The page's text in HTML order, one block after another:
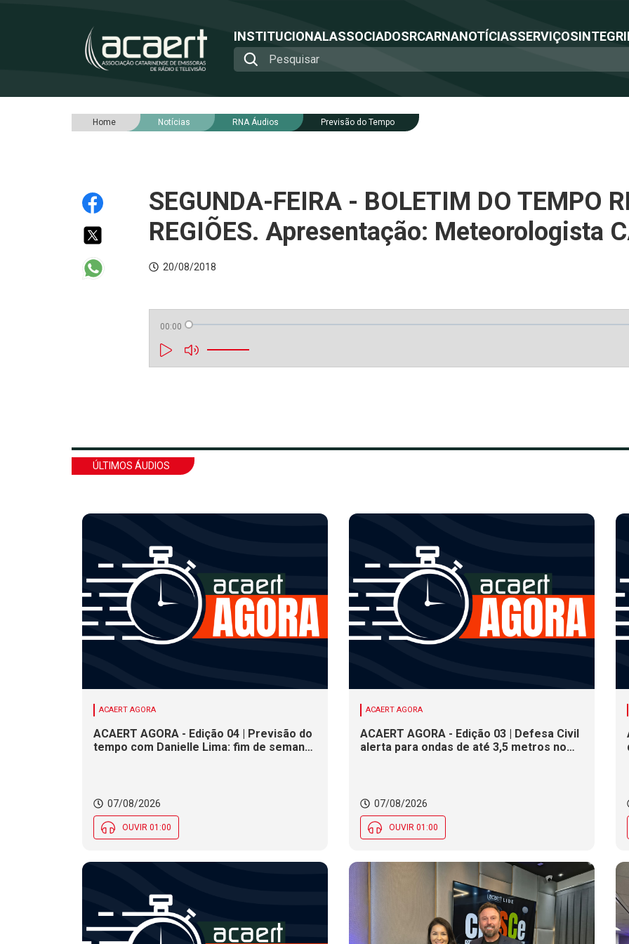
INSTITUCIONALASSOCIADOSRCARNANOTÍCIASSERVIÇOS
Home Notícias RNA Áudios Previsão do Tempo
SEGUNDA-FEIRA - BOLETIM DO TEMPO
REGIÕES. Apresentação: Meteorologista
20/08/2018
00:00
ÚLTIMOS ÁUDIOS
ACAERT AGORA
ACAERT AGORA - Edição 04 | Previsão do
tempo com Danielle Lima: fim de semana
07/08/2026
OUVIR 01:00
ACAERT AGORA
ACAERT AGORA - Edição 03 | Defesa Civil
alerta para ondas de até 3,5 metros no
tradições indígenas e de imigrantes em
SC
07/08/2026
OUVIR 01:00